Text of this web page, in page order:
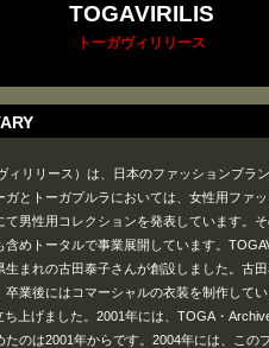
TOGAVIRILIS
トーガヴィリリース
ィリリース）は、日本のファッションブラ
ガとトーガプルラにおいては、女性用ファ
て男性用コレクションを発表しています。
めトータルで事業展開しています。
生まれの古田泰子さんが創設しました。古
卒業後にはコマーシャルの衣装を制作して
上げました。2001年には、TOGA・
たのは2001年からです。2004年には、この